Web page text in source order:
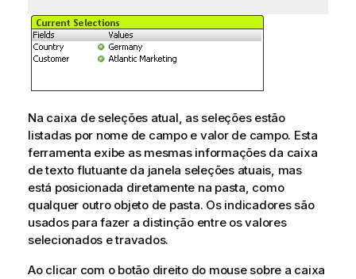
Na caixa de seleções atual, as seleções estão
listadas por nome de campo e valor de campo. Esta
ferramenta exibe as mesmas informações da caixa
de texto flutuante da janela seleções atuais, mas
está posicionada diretamente na pasta, como
qualquer outro objeto de pasta. Os indicadores são
usados para fazer a distinção entre os valores
selecionados e travados.
Ao clicar com o botão direito do mouse sobre a caixa